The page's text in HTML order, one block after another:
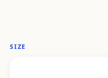
SIZE